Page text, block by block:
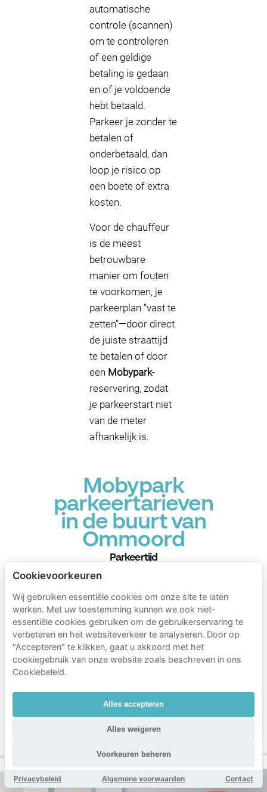
automatische
controle (scannen)
om te controleren
of een geldige
betaling is gedaan
en of je voldoende
hebt betaald.
Parkeer je zonder te
betalen of
onderbetaald, dan
loop je risico op
een boete of extra
kosten.
Voor de chauffeur
is de meest
betrouwbare
manier om fouten
te voorkomen, je
parkeerplan “vast te
zetten”—door direct
de juiste straattijd
te betalen of door
een Mobypark-
reservering, zodat
je parkeerstart niet
van de meter
afhankelijk is.
Mobypark
parkeertarieven
in de buurt van
Ommoord
Parkeertijd
Mobypark parkeertarieven
1 uur parkeren
van€ 1.06
24 uur parkeren
van€ 9.72
1 week parkeren
1 maand parkeren
van€ 100.00
Min. duur 1 uur
Cookievoorkeuren
Wij gebruiken essentiële cookies om onze site te laten
werken. Met uw toestemming kunnen we ook niet-
essentiële cookies gebruiken om de gebruikerservaring te
verbeteren en het websiteverkeer te analyseren. Door op
"Accepteren" te klikken, gaat u akkoord met het
cookiegebruik van onze website zoals beschreven in ons
Cookiebeleid.
Alles accepteren
Alles weigeren
Voorkeuren beheren
Privacybeleid Algemene voorwaarden Contact